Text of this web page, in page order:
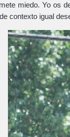
miedo. Yo os
contexto igual